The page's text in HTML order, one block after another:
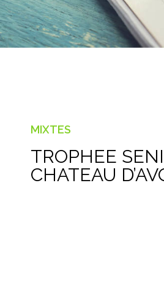
MIXTES
TROPHEE
CHATEAU